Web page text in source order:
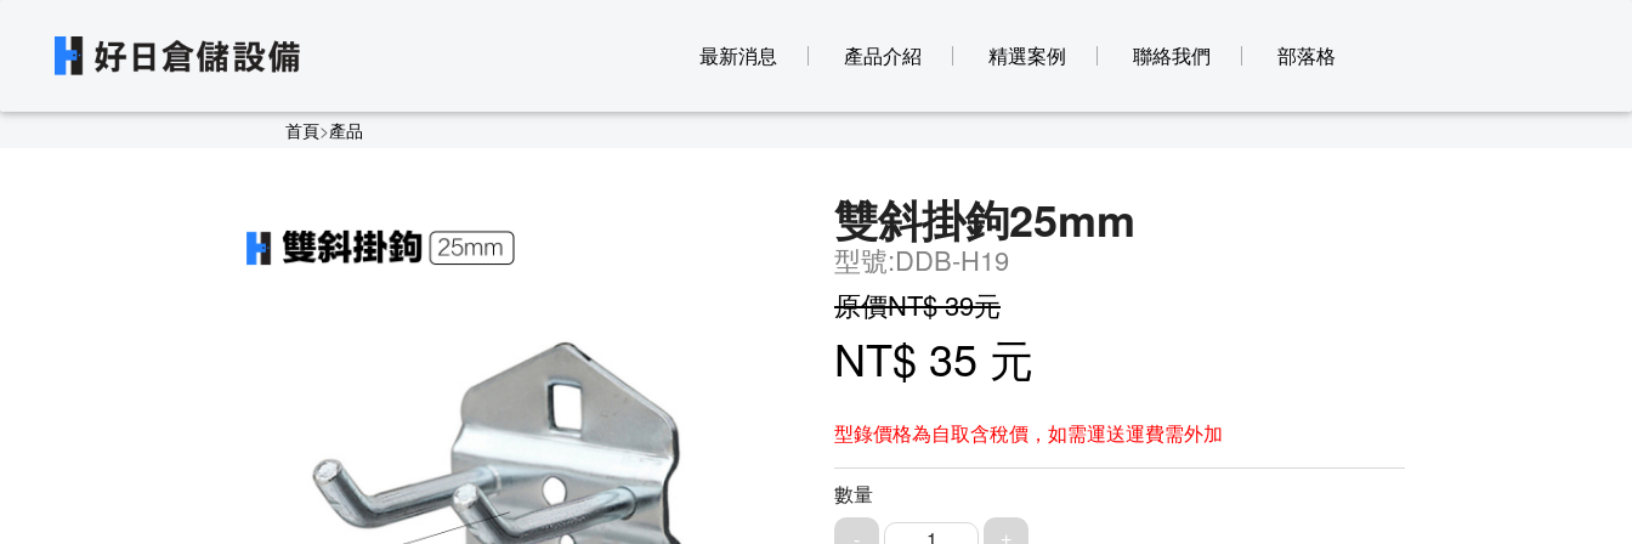
最新消息 產品介紹 精選案例 聯絡我們 部落格
首頁>產品
雙斜掛鉤25mm
型號:DDB-H19
原價NT$ 39元
NT$ 35 元
型錄價格為自取含稅價，如需運送運費需外加
數量
1